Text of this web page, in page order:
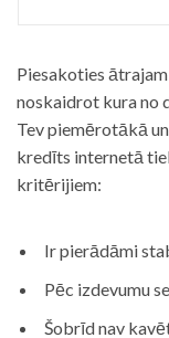
Piesakoties
noskaidrot kura no
Tev piemērotākā
kredīts internetā
kritērijiem:
Ir pierādāmi
Pēc izdevumu
Šobrīd nav